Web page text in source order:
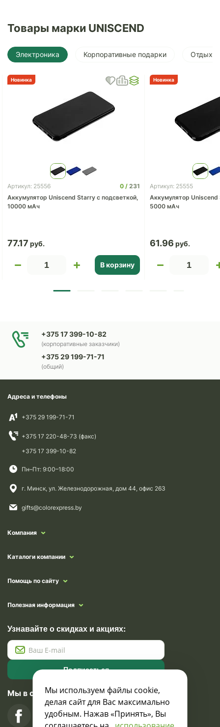
Товары марки UNISCEND
Электроника Корпоративные подарки Отдых и
Новинка
Артикул: 25556 0
231
Аккумулятор Uniscend Starry с подсветкой,
10000 мАч
77.17
В корзину
Новинка
Артикул: 25555
Аккумулятор
5000 мАч
61.96
+375 17 399-10-82
(корпоративные заказчики)
+375 29 199-71-71
(общий)
Адреса и телефоны
+375 29 199-71-71
+375 17 220-48-73 (факс)
+375 17 399-10-82
Пн–Пт: 9:00–18:00
г. Минск, ул. Железнодорожная, дом 44, офис 263
gifts@colorexpress.by
Компания
Каталоги компании
Помощь по сайту
Полезная информация
Узнавайте о скидках и акциях:
Подписаться
Мы в социальных сетях
Мы используем файлы cookie,
делая сайт для Вас максимально
удобным. Нажав «Принять», Вы